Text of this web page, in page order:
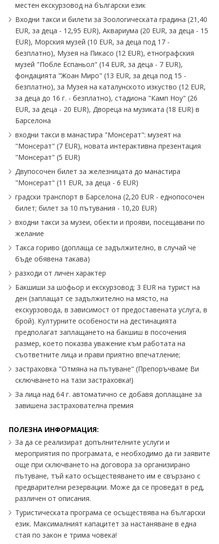
местен екскурзовод на български език
Входни такси и билети за Зоологическата градина (21,40
EUR, за деца - 12,95 EUR), Аквариума (20 EUR, за деца - 15
EUR), Морския музей (10 EUR, за деца под 17 -
безплатно), Музея на Пикасо (12 EUR), етнографския
музей "Побле Еспаньол" (14 EUR, за деца - 7 EUR),
фондацията "Жоан Миро" (13 EUR, за деца под 15 -
безплатно), за Музея на каталунското изкуство (12 EUR,
за деца до 16 г. - безплатно), стадиона "Камп Ноу" (26
EUR, за деца - 20 EUR), Двореца на музиката (18 EUR) в
Барселона
входни такси в манастира "Монсерат": музеят на
"Монсерат" (7 EUR), новата интерактивна презентация
"Монсерат" (5 EUR)
Двупосочен билет за железницата до манастира
"Монсерат" (11 EUR, за деца - 6 EUR)
градски транспорт в Барселона (2,20 EUR - еднопосочен
билет; билет за 10 пътувания - 10,20 EUR)
входни такси за музеи, обекти и прояви, посещавани по
желание
Такса гориво (доплаща се задължително, в случай че
бъде обявена такава)
разходи от личен характер
Бакшиши за шофьор и екскурзовод: 3 EUR на турист на
ден (заплащат се задължително на място, на
екскурзовода, в зависимост от предоставената услуга, в
брой). Културните особености на дестинацията
предполагат заплащането на бакшиш в посочения
размер, което показва уважение към работата на
съответните лица и прави приятно впечатление;
застраховка "Отмяна на пътуване" (Препоръчваме Ви
сключването на тази застраховка!)
За лица над 64 г. автоматично се добавя доплащане за
завишена застрахователна премия
ПОЛЕЗНА ИНФОРМАЦИЯ:
За да се реализират допълнителните услуги и
мероприятия по програмата, е необходимо да ги заявите
още при сключването на договора за организирано
пътуване, тъй като осъществяването им е свързано с
предварителни резервации. Може да се проведат в ред,
различен от описания.
Туристическата програма се осъществява на български
език. Максималният капацитет за настаняване в една
стая по закон е трима човека!